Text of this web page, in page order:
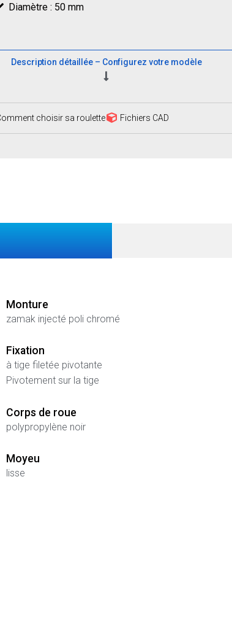
Diamètre : 50 mm
Description détaillée – Configurez votre modèle
choisir sa roulette Fichiers CAD
Monture
zamak injecté poli chromé
Fixation
à tige filetée pivotante
Pivotement sur la tige
Corps de roue
polypropylène noir
Moyeu
lisse